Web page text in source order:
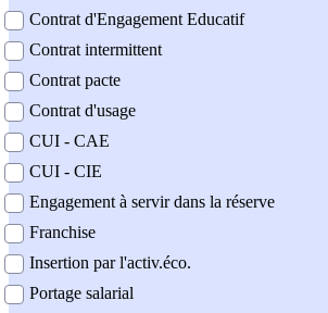
Contrat d'Engagement Educatif
Contrat intermittent
Contrat pacte
Contrat d'usage
CUI - CAE
CUI - CIE
Engagement à servir dans la réserve
Franchise
Insertion par l'activ.éco.
Portage salarial